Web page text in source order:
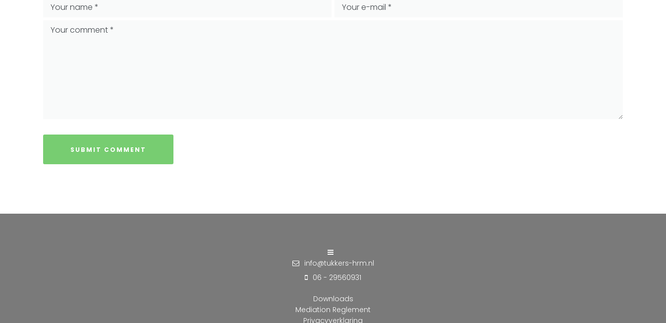
info@tukkers-hrm.nl
06 - 29560931
Downloads
Mediation Reglement
Privacyverklaring